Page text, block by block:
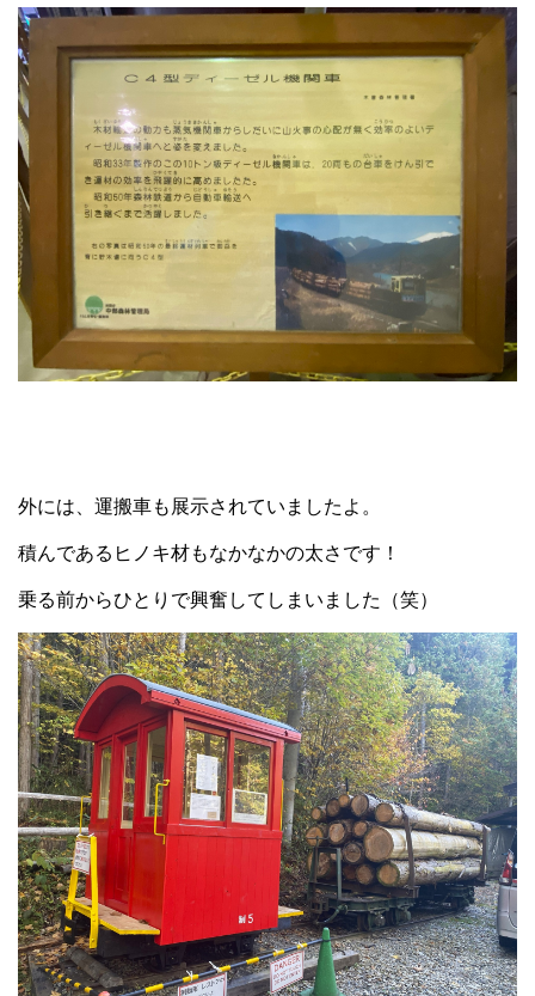
外には、運搬車も展示されていましたよ。
積んであるヒノキ材もなかなかの太さです！
乗る前からひとりで興奮してしまいました（笑）